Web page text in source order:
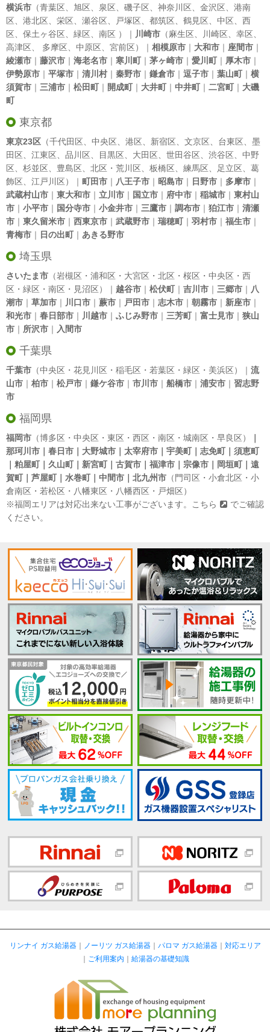
横浜市 （青葉区 旭区 泉区 磯子区 神奈川区 金沢区
港南
区
港北区 栄区 瀬谷区 戸塚区 都筑区 鶴見区 中区
西
区
保土ヶ谷区 緑区 南区 ）｜ 川崎市 （麻生区 川崎区 幸区
高津区
多摩区 中原区 宮前区）｜ 相模原市 ｜ 大和市 ｜ 座間市 ｜
綾瀬市 ｜ 藤沢市 ｜ 海老名市 ｜ 寒川町｜ 茅ヶ崎市 ｜ 愛川町｜ 厚木市 ｜
伊勢原市 ｜ 平塚市 ｜ 清川村｜ 秦野市 ｜ 鎌倉市 ｜ 逗子市 ｜ 葉山町｜ 横
須賀市 ｜ 三浦市 ｜ 松田町｜ 開成町｜ 大井町｜ 中井町｜ 二宮町｜ 大磯
町
東京都
東京23区 （千代田区 中央区 港区 新宿区 文京区 台東区
墨
田区
江東区 品川区 目黒区 大田区 世田谷区 渋谷区
中野
区
杉並区 豊島区 北区 ・ 荒川区 板橋区 練馬区 足立区
葛
飾区
江戸川区）｜ 町田市 ｜ 八王子市 ｜ 昭島市 ｜ 日野市 ｜ 多摩市 ｜
武蔵村山市 ｜ 東大和市 ｜ 立川市 ｜ 国立市 ｜ 府中市 ｜ 稲城市 ｜ 東村山
市 ｜ 小平市 ｜ 国分寺市 ｜ 小金井市 ｜ 三鷹市 ｜ 調布市 ｜ 狛江市 ｜ 清瀬
市 ｜ 東久留米市 ｜ 西東京市 ｜ 武蔵野市 ｜ 瑞穂町｜ 羽村市 ｜ 福生市 ｜
青梅市 ｜ 日の出町｜ あきる野市
埼玉県
さいたま市 （岩槻区・浦和区・大宮区・北区・桜区・中央区・西
区・緑区・南区・見沼区）｜ 越谷市 ｜ 松伏町｜ 吉川市 ｜ 三郷市 ｜ 八
潮市 ｜ 草加市 ｜ 川口市 ｜ 蕨市 ｜ 戸田市 ｜ 志木市 ｜ 朝霧市 ｜ 新座市 ｜
和光市 ｜ 春日部市 ｜ 川越市 ｜ ふじみ野市 ｜ 三芳町｜ 富士見市 ｜ 狭山
市 ｜ 所沢市 ｜ 入間市
千葉県
千葉市 （中央区・花見川区・稲毛区・若葉区・緑区・美浜区）｜ 流
山市 ｜ 柏市 ｜ 松戸市 ｜ 鎌ケ谷市 ｜ 市川市 ｜ 船橋市 ｜ 浦安市 ｜ 習志野
市
福岡県
福岡市 （博多区・中央区・東区・西区・南区・城南区・早良区）
那珂川市｜春日市｜大野城市｜太宰府市｜宇美町｜志免町｜須恵町
｜粕屋町｜久山町｜新宮町｜古賀市｜福津市｜宗像市｜岡垣町｜遠
賀町｜芦屋町｜水巻町｜中間市｜北九州市 （門司区・小倉北区・小
倉南区・若松区・八幡東区・八幡西区・戸畑区）
※福岡エリアは対応出来ない工事がございます。
こちら
でご確認
ください。
リンナイ ガス給湯器｜ ノーリツ ガス給湯器｜ パロマ ガス給湯器｜ 対応エリア
ご利用案内 給湯器の基礎知識